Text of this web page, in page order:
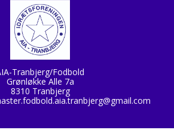
Tranbjerg/Fodbold
Grønløkke Alle 7a
8310 Tranbjerg